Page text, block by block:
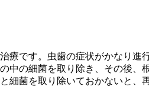
療です。虫歯の症状がかなり進
中の細菌を取り除き、その後、
細菌を取り除いておかないと、